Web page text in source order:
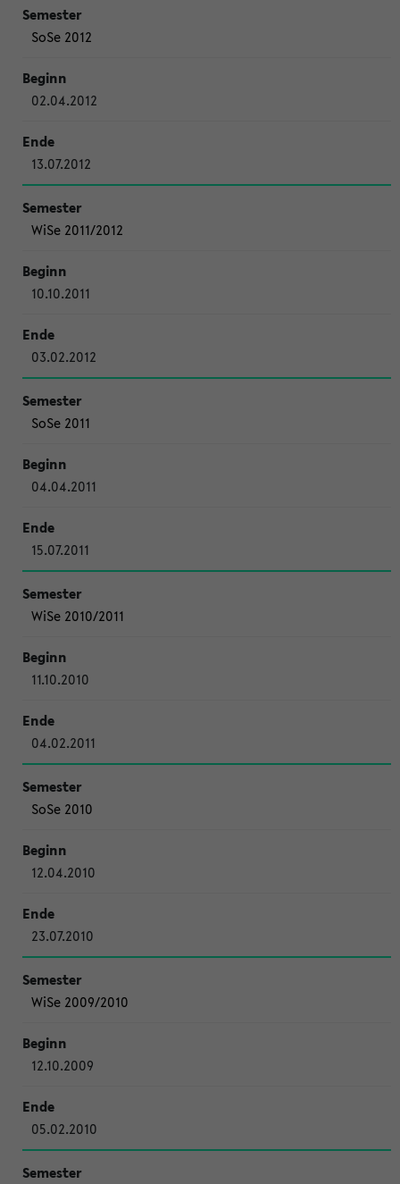
SoSe 2012
02.04.2012
13.07.2012
WiSe 2011/2012
10.10.2011
03.02.2012
SoSe 2011
04.04.2011
15.07.2011
WiSe 2010/2011
11.10.2010
04.02.2011
SoSe 2010
12.04.2010
23.07.2010
WiSe 2009/2010
12.10.2009
05.02.2010